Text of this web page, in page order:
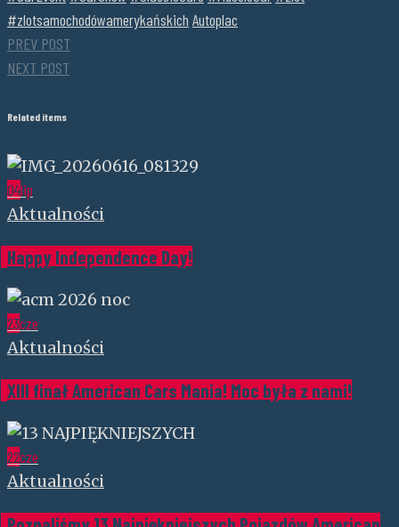
#zlotsamochodówamerykańskich Autoplac
PREV POST
NEXT POST
Related items
04lip
Aktualności
Happy Independence Day!
23cze
Aktualności
XIII finał American Cars Mania! Moc była z nami!
22cze
Aktualności